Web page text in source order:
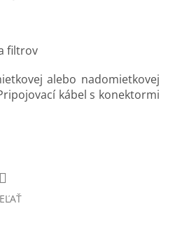
filtrov
alebo nadomietkovej
kábel s konektormi